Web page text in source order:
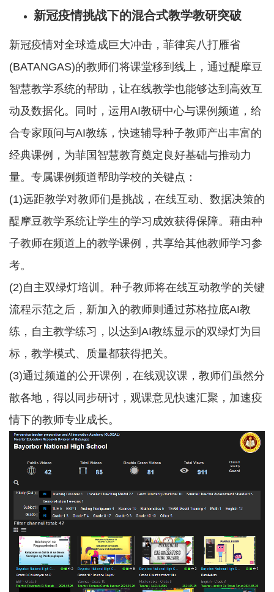
新冠疫情挑战下的混合式教学教研突破
新冠疫情对全球造成巨大冲击，菲律宾八打雁省
(BATANGAS)的教师们将课堂移到线上，通过醍摩豆
智慧教学系统的帮助，让在线教学也能够达到高效互
动及数据化。同时，运用AI教研中心与课例频道，给
合专家顾问与AI教练，快速辅导种子教师产出丰富的
经典课例，为菲国智慧教育奠定良好基础与推动力
量。专属课例频道帮助学校的关键点：
(1)远距教学对教师们是挑战，在线互动、数据决策的
醍摩豆教学系统让学生的学习成效获得保障。藉由种
子教师在频道上的教学课例，共享给其他教师学习参
考。
(2)自主双绿灯培训。种子教师将在线互动教学的关键
流程示范之后，新加入的教师则通过苏格拉底AI教
练，自主教学练习，以达到AI教练显示的双绿灯为目
标，教学模式、质量都获得把关。
(3)通过频道的公开课例，在线观议课，教师们虽然分
散各地，得以同步研讨，观课意见快速汇聚，加速疫
情下的教师专业成长。